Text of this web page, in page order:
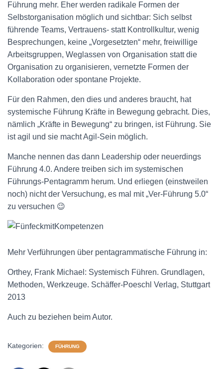
Führung mehr. Eher werden radikale Formen der
Selbstorganisation möglich und sichtbar: Sich selbst
führende Teams, Vertrauens- statt Kontrollkultur, wenig
Besprechungen, keine „Vorgesetzten“ mehr, freiwillige
Arbeitsgruppen, Weglassen von Organisation statt die
Organisation zu organisieren, vernetzte Formen der
Kollaboration oder spontane Projekte.
Für den Rahmen, den dies und anderes braucht, hat
systemische Führung Kräfte in Bewegung gebracht. Dies,
nämlich „Kräfte in Bewegung“ zu bringen, ist Führung. Sie
ist agil und sie macht Agil-Sein möglich.
Manche nennen das dann Leadership oder neuerdings
Führung 4.0. Andere treiben sich im systemischen
Führungs-Pentagramm herum. Und erliegen (einstweilen
noch) nicht der Versuchung, es mal mit „Ver-Führung 5.0“
zu versuchen 😉
Mehr Verführungen über pentagrammatische Führung in:
Orthey, Frank Michael: Systemisch Führen. Grundlagen,
Methoden, Werkzeuge. Schäffer-Poeschl Verlag, Stuttgart
2013
Auch zu beziehen beim Autor.
Kategorien: FÜHRUNG